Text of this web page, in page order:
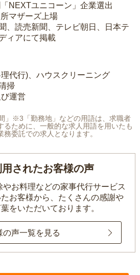
NEXTユニコーン」企業選出
マザーズ上場
、読売新聞、テレビ朝日、日本テ
ィアにて掲載
代行)、ハウスクリーニング
掃
運営
」※3「勤務地」などの用語は、求職者
るために、一般的な求人用語を用いたも
委託での求人となります。
されたお客様の声
お料理などの家事代行サービス
お客様から、 たくさんの感謝や
をいただいております。
の声一覧を見る